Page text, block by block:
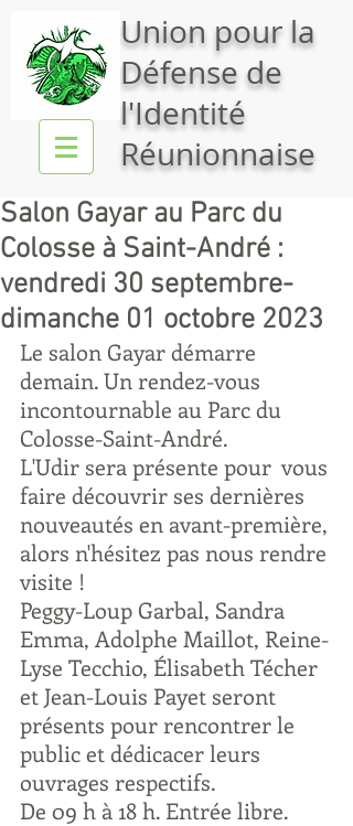
Union pour la
Défense de
l'Identité
Réunionnaise
Salon Gayar au Parc du
Colosse à Saint-André :
vendredi 30 septembre-
dimanche 01 octobre 2023
Le salon Gayardémarre
demain. Un rendez-vous
incontournable au Parc du
Colosse-Saint-André.
L'Udir sera présente pour  vous
faire découvrir ses dernières
nouveautés en avant-première,
alors n'hésitez pas nous rendre
visite !
Peggy-Loup Garbal, Sandra
Emma, Adolphe Maillot, Reine-
Lyse Tecchio, Élisabeth Técher
et Jean-Louis Payet seront
présents pour rencontrer le
public et dédicacer leurs
ouvrages respectifs.
De 09 h à 18 h. Entrée libre.